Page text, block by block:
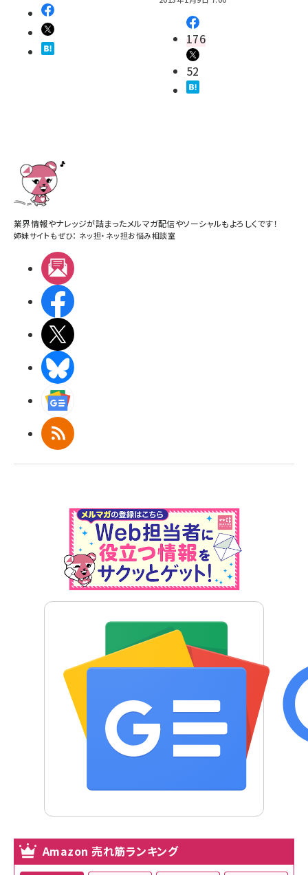
176
52
業界情報やナレッジが詰まったメルマガ配信やソーシャルもよろしくです！
姉妹サイトもぜひ： ネッ担・ ネッ担お悩み相談室
RSS
Amazon 売れ筋ランキング